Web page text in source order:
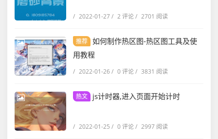
/ 2022-01-27/ 2 评论/ 2701 阅读
推荐 如何制作热区图-热区图工具及使
用教程
/ 2022-01-26/ 0 评论/ 3831 阅读
热文 js计时器,进入页面开始计时
/ 2022-01-25 / 0 评论/ 2997 阅读